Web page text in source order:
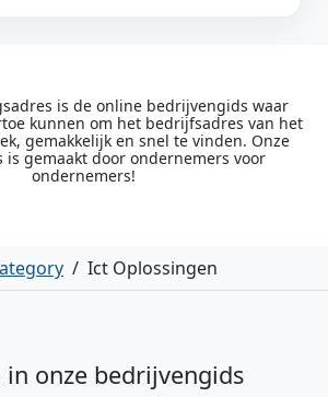
is de online bedrijvengids waar
kunnen om het bedrijfsadres van het
gemakkelijk en snel te vinden. Onze
is gemaakt door ondernemers voor
ondernemers!
/ Ict Oplossingen
in onze bedrijvengids